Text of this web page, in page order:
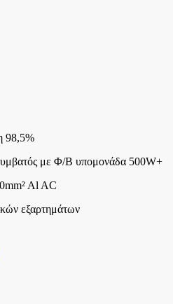
98,5%
με Φ/Β υπομονάδα 500W+
Al AC
εξαρτημάτων